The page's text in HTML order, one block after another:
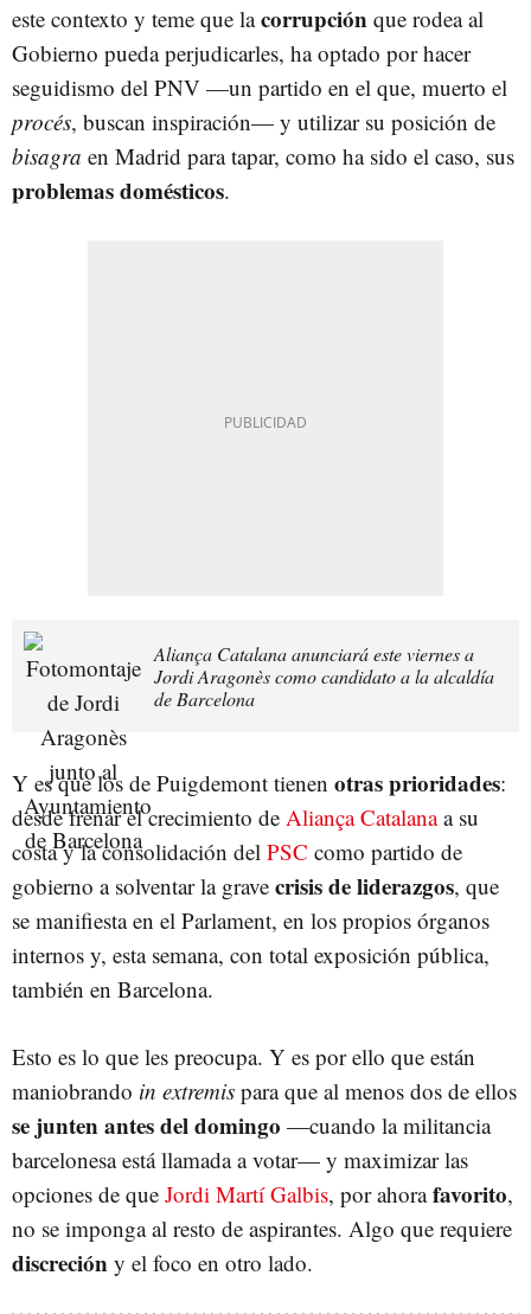
este contexto y teme que lacorrupción que rodea al
Gobierno pueda perjudicarles, ha optado por hacer
seguidismo del PNV —un partido en el que, muerto el
procés, buscan inspiración— y utilizar su posición de
bisagra en Madrid para tapar, como ha sido el caso, sus
problemas domésticos.
Aliança Catalana anunciará este viernes a
Jordi Aragonès como candidato a la alcaldía
de Barcelona
Y es que los de Puigdemont tienen otras prioridades:
desde frenar el crecimiento de Aliança Catalanaa su
costa y la consolidación del PSC como partido de
gobierno a solventar la grave crisis de liderazgos, que
se manifiesta en el Parlament, en los propios órganos
internos y, esta semana, con total exposición pública,
también en Barcelona.
Esto es lo que les preocupa. Y es por ello que están
maniobrando in extremis para que al menos dos de ellos
se junten antes del domingo —cuando la militancia
barcelonesa está llamada a votar— y maximizar las
opciones de que Jordi Martí Galbis, por ahorafavorito,
no se imponga al resto de aspirantes. Algo que requiere
discreción y el foco en otro lado.